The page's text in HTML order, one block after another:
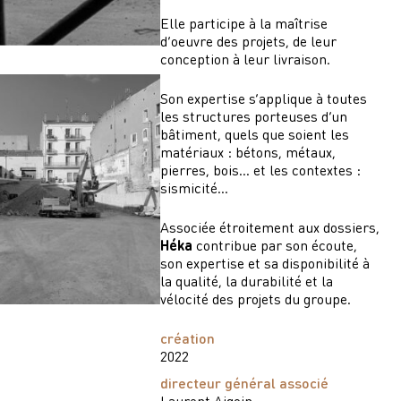
Elle participe à la maîtrise
d’oeuvre des projets, de leur
conception à leur livraison.
Son expertise s’applique à toutes
les structures porteuses d’un
bâtiment, quels que soient les
matériaux : bétons, métaux,
pierres, bois… et les contextes :
sismicité…
Associée étroitement aux dossiers,
Héka contribue par son écoute,
son expertise et sa disponibilité à
la qualité, la durabilité et la
vélocité des projets du groupe.
création
2022
directeur général associé